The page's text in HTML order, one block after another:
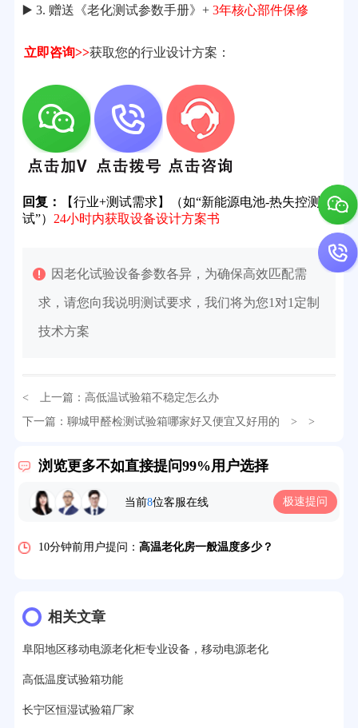
▶️ 3. 赠送《老化测试参数手册》+ 3年核心部件保修
立即咨询>>获取您的行业设计方案：
回复：
【行业+测试需求】（如“新能源电池-热失控测
试”） 24小时内获取设备设计方案书
因老化试验设备参数各异，为确保高效匹配需
求，请您向我说明测试要求，我们将为您1对1定制
技术方案
< 上一篇： 高低温试验箱不稳定怎么办
下一篇： 聊城甲醛检测试验箱哪家好又便宜又好用的 > >
浏览更多不如直接提问99%用户选择
当前8位客服在线 极速提问
32分钟前用户提问： 氙灯老化试验箱价格多少？
5分钟前用户提问：高温恒温试验箱待机温度多少？
7分钟前用户提问：老化房安全要求标准有哪些？
相关文章
阜阳地区移动电源老化柜专业设备，移动电源老化
高低温度试验箱功能
长宁区恒湿试验箱厂家